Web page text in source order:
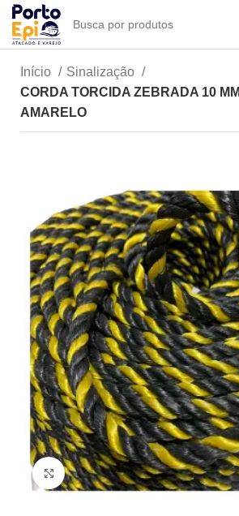
Início
Sinalização
CORDA TORCIDA ZEBRADA 10
AMARELO
Clique para ampliar